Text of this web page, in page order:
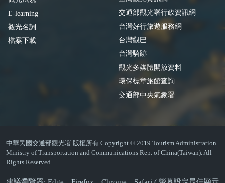
E-learning
觀光名詞
檔案下載
交通部觀光署行政資訊網
台灣好行旅遊服務網
台灣觀巴
台灣騎跡
觀光多媒體開放資料
環保標章旅館查詢
交通部中央氣象署
中華民國交通部觀光署 版權所有 Copyright © 2019 Tourism Administration
Ministry of Transportation and Communications Rep. of China(Taiwan). All
Rights Reserved.